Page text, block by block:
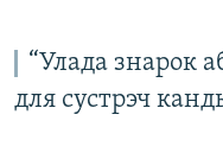
“Улада знарок
для сустрэч